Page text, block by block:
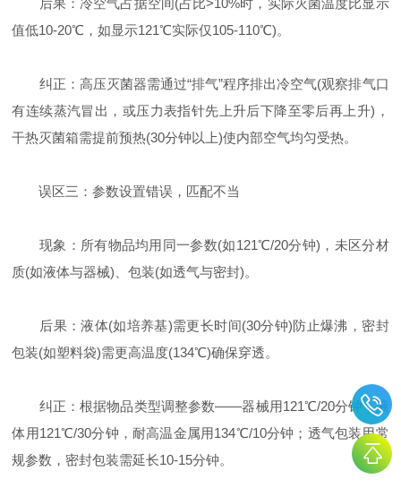
后果：冷空气占据空间(占比>10%时，实际灭菌温度比显示
值低10-20℃，如显示121℃实际仅105-110℃)。
纠正：高压灭菌器需通过“排气”程序排出冷空气(观察排气口
有连续蒸汽冒出，或压力表指针先上升后下降至零后再上升)，
干热灭菌箱需提前预热(30分钟以上)使内部空气均匀受热。
误区三：参数设置错误，匹配不当
现象：所有物品均用同一参数(如121℃/20分钟)，未区分材
质(如液体与器械)、包装(如透气与密封)。
后果：液体(如培养基)需更长时间(30分钟)防止爆沸，密封
包装(如塑料袋)需更高温度(134℃)确保穿透。
纠正：根据物品类型调整参数——器械用121℃/20分钟，液
体用121℃/30分钟，耐高温金属用134℃/10分钟；透气包装用常
规参数，密封包装需延长10-15分钟。